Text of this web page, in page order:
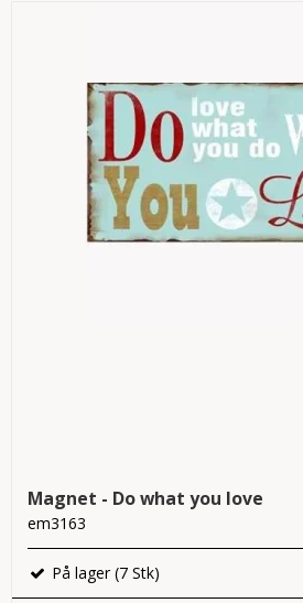
Magnet - Do what you love
em3163
På lager (7 Stk)